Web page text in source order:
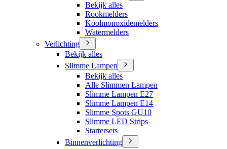
Bekijk alles
Rookmelders
Koolmonoxidemelders
Watermelders
Verlichting
Bekijk alles
Slimme Lampen
Bekijk alles
Alle Slimmen Lampen
Slimme Lampen E27
Slimme Lampen E14
Slimme Spots GU10
Slimme LED Strips
Startersets
Binnenverlichting